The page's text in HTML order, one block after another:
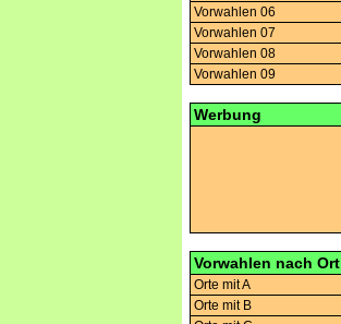
Vorwahlen 06
Vorwahlen 07
Vorwahlen 08
Vorwahlen 09
Werbung
Vorwahlen nach Ort
Orte mit A
Orte mit B